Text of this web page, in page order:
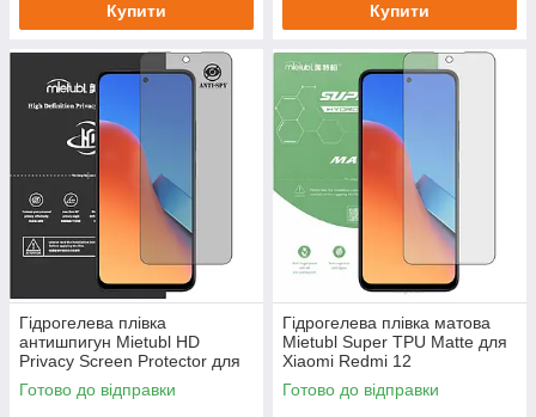
Купити Купити
Гідрогелева плівка
антишпигун Mietubl HD
Privacy Screen Protector для
Xiaomi Redmi 12
Готово до відправки
Гідрогелева плівка матова
Mietubl Super TPU Matte для
Xiaomi Redmi 12
Готово до відправки